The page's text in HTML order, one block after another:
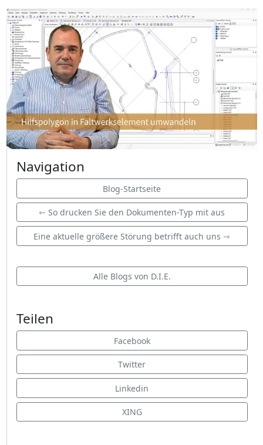
Navigation
Blog-Startseite
⇽ So drucken Sie den Dokumenten-Typ mit aus
Eine aktuelle größere Störung betrifft auch uns ⇾
Alle Blogs von D.I.E.
Teilen
Facebook
Twitter
Linkedin
XING